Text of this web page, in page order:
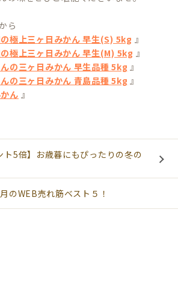
ら
極上三ヶ日みかん 早生(S) 5kg 』
極上三ヶ日みかん 早生(M) 5kg 』
の三ヶ日みかん 早生品種 5kg 』
の三ヶ日みかん 青島品種 5kg 』
ん 』
ト5倍】お歳暮にもぴったりの冬の
のWEB売れ筋ベスト５！